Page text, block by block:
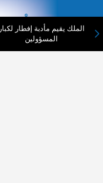
الملك يقيم مأدبة إفطار لكبار
المسؤولين